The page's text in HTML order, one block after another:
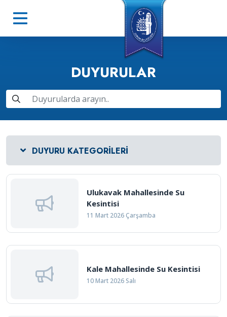
DUYURULAR
DUYURU KATEGORILERI
Ulukavak Mahallesinde Su
Kesintisi
11 Mart 2026 Çarşamba
Kale Mahallesinde Su Kesintisi
10 Mart 2026 Salı